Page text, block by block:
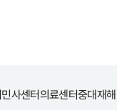
민사센터의료센터중대재